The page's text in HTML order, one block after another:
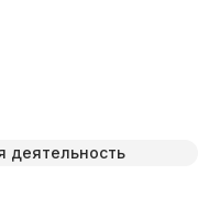
деятельность